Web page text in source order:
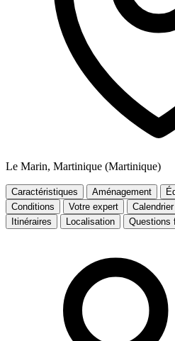
Le Marin, Martinique (Martinique)
Caractéristiques Aménagement
Conditions
Votre expert Calendrier
Itinéraires
Localisation Questions